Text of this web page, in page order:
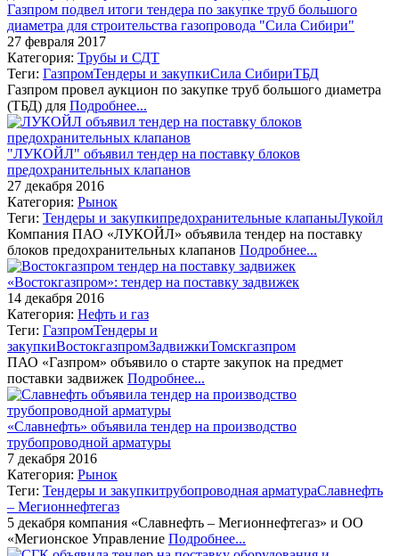
Газпром подвел итоги тендера по закупке труб большого
диаметра для строительства газопровода "Сила Сибири"
27 февраля 2017
Категория: Трубы и СДТ
Теги: ГазпромТендеры и закупкиСила СибириТБД
Газпром провел аукцион по закупке труб большого диаметра
(ТБД) для Подробнее...
"ЛУКОЙЛ" объявил тендер на поставку блоков
предохранительных клапанов
27 декабря 2016
Категория: Рынок
Теги: Тендеры и закупкипредохранительные клапаныЛукойл
Компания ПАО «ЛУКОЙЛ» объявила тендер на поставку
блоков предохранительных клапанов Подробнее...
«Востокгазпром»: тендер на поставку задвижек
14 декабря 2016
Категория: Нефть и газ
Теги: ГазпромТендеры и
закупкиВостокгазпромЗадвижкиТомскгазпром
ПАО «Газпром» объявило о старте закупок на предмет
поставки задвижек Подробнее...
«Славнефть» объявила тендер на производство
трубопроводной арматуры
7 декабря 2016
Категория: Рынок
Теги: Тендеры и закупкитрубопроводная арматураСлавнефть
– Мегионнефтегаз
5 декабря компания «Славнефть – Мегионнефтегаз» и ОО
«Мегионское Управление Подробнее...